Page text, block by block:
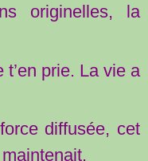
originelles, la
prie. La vie a
diffusée, cet